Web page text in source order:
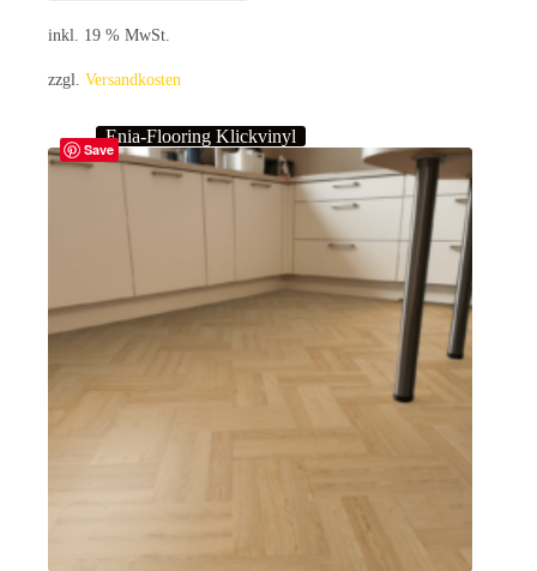
inkl. 19 % MwSt.
zzgl. Versandkosten
Save
Enia-Flooring Klickvinyl